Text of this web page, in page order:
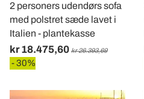
2 personers udendørs sofa
med polstret sæde lavet i
Italien - plantekasse
kr 18.475,60 kr 26.393,69
- 30%